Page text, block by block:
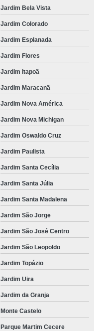
Jardim Bela Vista
Jardim Colorado
Jardim Esplanada
Jardim Flores
Jardim Itapoã
Jardim Maracanã
Jardim Nova América
Jardim Nova Michigan
Jardim Oswaldo Cruz
Jardim Paulista
Jardim Santa Cecília
Jardim Santa Júlia
Jardim Santa Madalena
Jardim São Jorge
Jardim São José Centro
Jardim São Leopoldo
Jardim Topázio
Jardim Uira
Jardim da Granja
Monte Castelo
Parque Martim Cecere